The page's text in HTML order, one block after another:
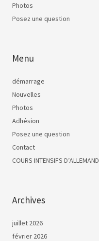
Photos
Posez une question
Menu
démarrage
Nouvelles
Photos
Adhésion
Posez une question
Contact
COURS INTENSIFS D’ALLEMAND
Archives
juillet 2026
février 2026